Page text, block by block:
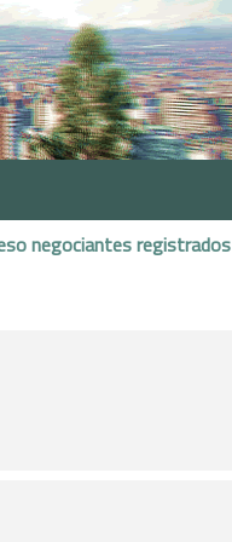
negociantes registrados